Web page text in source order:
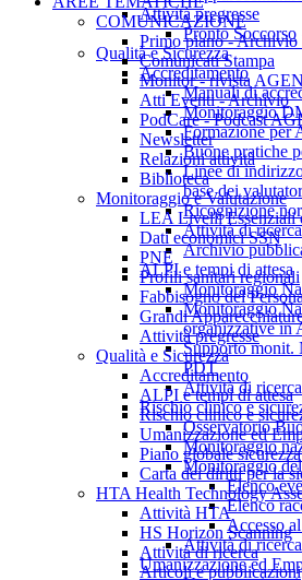
COMUNICAZIONE
Primo piano -
Comunicati Stampa
Monitor - rivista
Atti Eventi - Archivio
PodCare - Podcast
Newsletter
Relazioni attività
Biblioteca
Monitoraggio e Valutazione
LEA Livelli Essenziali
Dati economici SSN
PNE
Profili sanitari regionali
Fabbisogno del
Grandi
Attività pregresse
Qualità e Sicurezza
Accreditamento
ALPI e tempi di attesa
Rischio clinico e
Umanizzazione ed
Piano globale
Carta dei diritti per la
HTA Health Technology
Attività HTA
HS Horizon Scanning
Attività di ricerca
Articoli e pubblicazioni
Attività pregresse
Pronto Soccorso
Qualità e Sicurezza
Accreditamento
Manuali di
Monitoraggio
Formazione per
Buone pratiche
Linee di
base dei
Ricognizione
Attività di ricerca
Archivio
ALPI e tempi di attesa
Monitoraggio
Monitoraggio
organizzative in
Supporto monit.
PDT
Attività di ricerca
Rischio clinico e
Osservatorio
Monitoraggio
Monitoraggio
Elenco
Elenco
Accesso
Attività di ricerca
Umanizzazione ed